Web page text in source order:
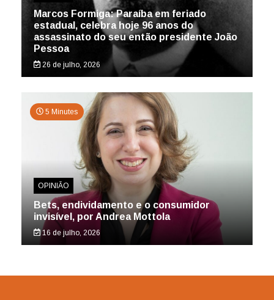
Marcos Formiga: Paraíba em feriado
estadual, celebra hoje 96 anos do
assassinato do seu então presidente João
Pessoa
26 de julho, 2026
5 Minutes
OPINIÃO
Bets, endividamento e o consumidor
invisível, por Andrea Mottola
16 de julho, 2026